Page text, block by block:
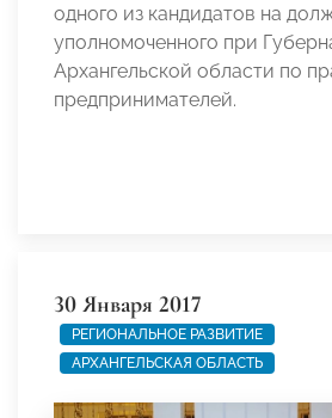
одного из кандидатов на
уполномоченного при
Архангельской области по
предпринимателей.
30 Января 2017
РЕГИОНАЛЬНОЕ РАЗВИТИЕ
АРХАНГЕЛЬСКАЯ ОБЛАСТЬ